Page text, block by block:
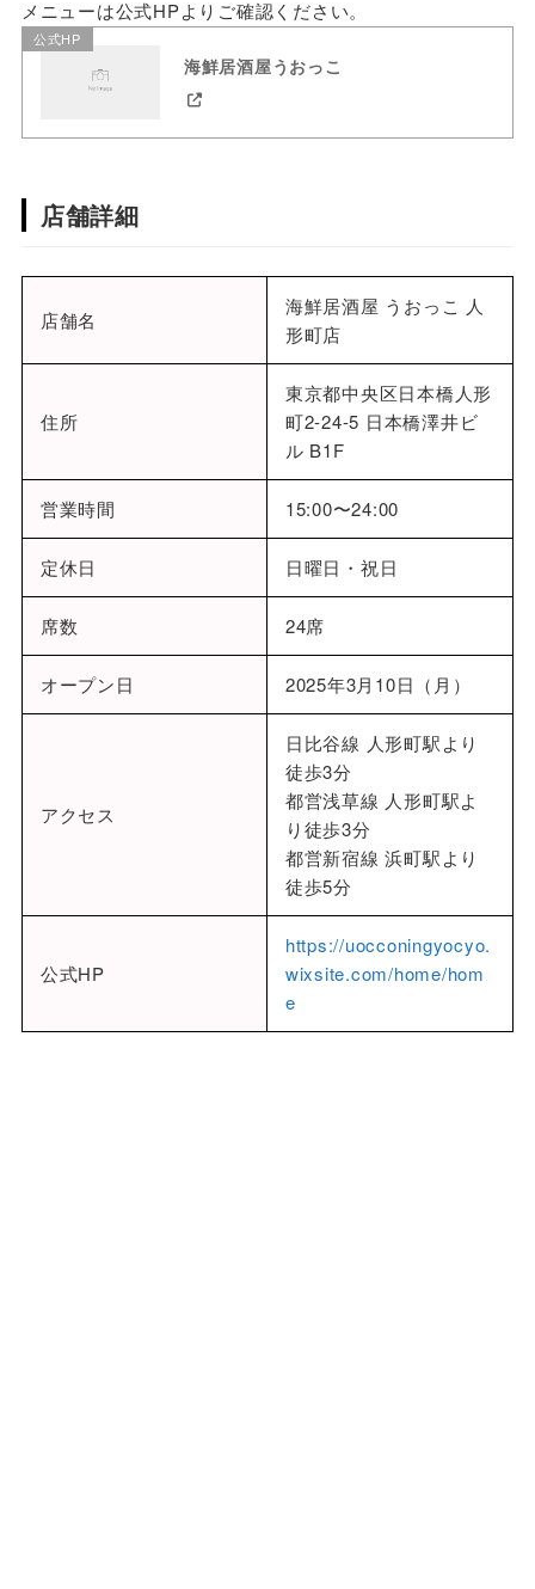
メニューは公式HPよりご確認ください。
公式HP
​海鮮居酒屋うおっこ
店舗詳細
店舗名
海鮮居酒屋 うおっこ 人
形町店
住所
東京都中央区日本橋人形
町2-24-5 日本橋澤井ビ
ル B1F
営業時間 15:00〜24:00
定休日 日曜日・祝日
席数 24席
オープン日 2025年3月10日（月）
アクセス
日比谷線 人形町駅より
徒歩3分
都営浅草線 人形町駅よ
り徒歩3分
都営新宿線 浜町駅より
徒歩5分
公式HP
https://uocconingyocyo.
wixsite.com/home/hom
e